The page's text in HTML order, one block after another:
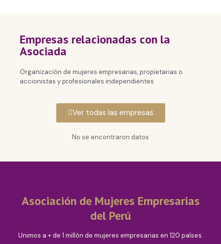
Empresas relacionadas con la
Asociada
Organización de mujeres empresarias, propietarias o
accionistas y profesionales independientes
Ver todas las empresas
No se encontraron datos
Asociación de Mujeres Empresarias
del Perú
Unimos a + de 1 millón de mujeres empresarias en 120 países.